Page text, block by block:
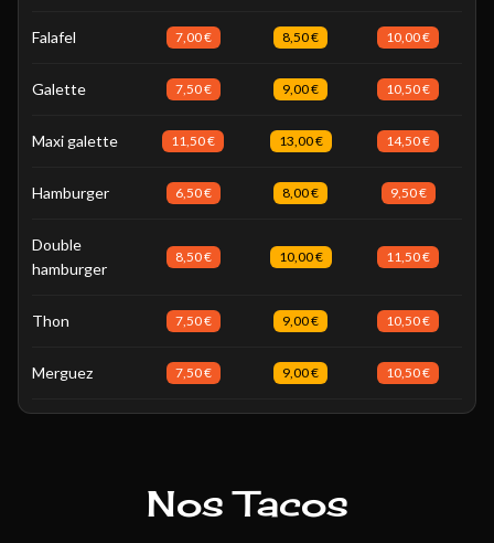
Falafel 7,00 € 8,50 € 10,00 €
Galette 7,50 € 9,00 € 10,50 €
Maxi galette 11,50 € 13,00 € 14,50 €
Hamburger 6,50 € 8,00 € 9,50 €
Double
hamburger
8,50 € 10,00 € 11,50 €
Thon 7,50 € 9,00 € 10,50 €
Merguez 7,50 € 9,00 € 10,50 €
Nos Tacos